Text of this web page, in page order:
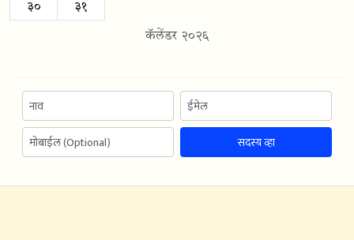
३० ३१
कॅलेंडर २०२६
सदस्य व्हा